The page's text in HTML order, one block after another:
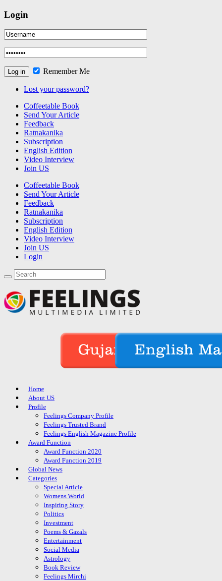
Login
Remember Me
Lost your password?
Coffeetable Book
Send Your Article
Feedback
Ratnakanika
Subscription
English Edition
Video Interview
Join US
Coffeetable Book
Send Your Article
Feedback
Ratnakanika
Subscription
English Edition
Video Interview
Join US
Login
Home
About US
Profile
Feelings Company Profile
Feelings Trusted Brand
Feelings English Magazine Profile
Award Function
Award Function 2020
Award Function 2019
Global News
Categories
Special Article
Womens World
Inspiring Story
Politics
Investment
Poems & Gazals
Entertainment
Social Media
Astrology
Book Review
Feelings Mirchi